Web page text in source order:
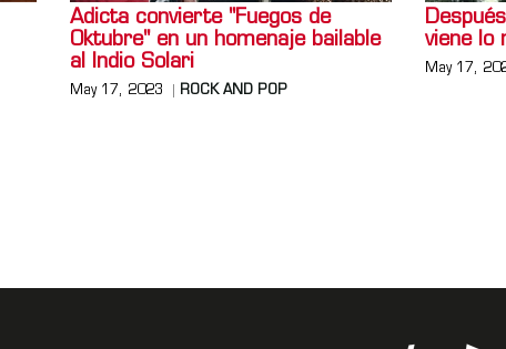
Adicta convierte "Fuegos de
Oktubre" en un homenaje bailable
al Indio Solari
May 17, 2023 ROCK AND POP
viene lo
May 17,